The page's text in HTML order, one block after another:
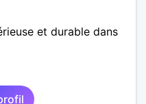
et durable dans